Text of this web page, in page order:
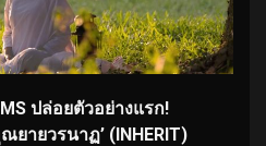
ปล่อยตัวอย่างแรก!
ายวรนาฏ’ (INHERIT)